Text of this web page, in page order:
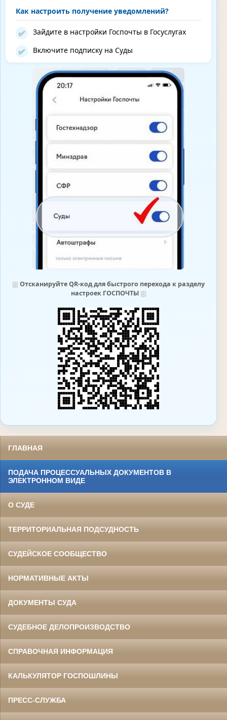
Как настроить получение уведомлений?
✅ Зайдите в настройки Госпочты в Госуслугах
✅ Включите подписку на Суды
⛆ Отсканируйте QR-код для быстрого перехода к разделу
настроек ГОСПОЧТЫ⛆
ГЛАВНАЯ
ПОДАЧА ПРОЦЕССУАЛЬНЫХ ДОКУМЕНТОВ В
ЭЛЕКТРОННОМ ВИДЕ
О СУДЕ
ТЕРРИТОРИАЛЬНАЯ ПОДСУДНОСТЬ
СУДЕЙСКОЕ СООБЩЕСТВО
НОРМАТИВНЫЕ АКТЫ
ДОКУМЕНТЫ СУДА
СУДЕБНОЕ ДЕЛОПРОИЗВОДСТВО
СПРАВОЧНАЯ ИНФОРМАЦИЯ
КАЛЬКУЛЯТОР ГОСПОШЛИНЫ
ПРЕСС-СЛУЖБА